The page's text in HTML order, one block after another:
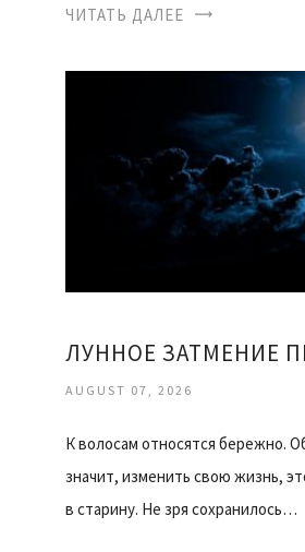
ЧИТАТЬ ДАЛЕЕ
ЛУННОЕ ЗАТМЕНИЕ
AUGUST 07, 2026
К волосам относятся бережно.
значит, изменить свою жизнь,
в старину. Не зря сохранилось…